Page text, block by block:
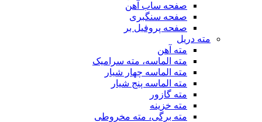
صفحه ساب آهن
صفحه سنگبری
صفحه پروفیل بر
مته دریل
مته آهن
مته الماسه، مته سرامیک
مته الماسه چهار شیار
مته الماسه پنج شیار
مته گازور
مته خزینه
مته برگی، مته مخروطی